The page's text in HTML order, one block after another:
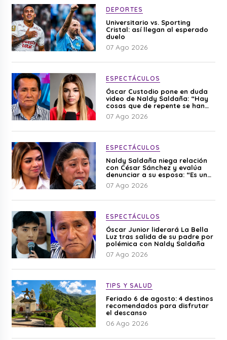
DEPORTES
Universitario vs. Sporting
Cristal: así llegan al esperado
duelo
07 Ago 2026
ESPECTÁCULOS
Óscar Custodio pone en duda
video de Naldy Saldaña: “Hay
cosas que de repente se han
editado”
07 Ago 2026
ESPECTÁCULOS
Naldy Saldaña niega relación
con César Sánchez y evalúa
denunciar a su esposa: “Es una
difamación”
07 Ago 2026
ESPECTÁCULOS
Óscar Junior liderará La Bella
Luz tras salida de su padre por
polémica con Naldy Saldaña
07 Ago 2026
TIPS Y SALUD
Feriado 6 de agosto: 4 destinos
recomendados para disfrutar
el descanso
06 Ago 2026